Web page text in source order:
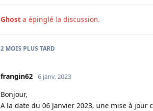
Ghost a épinglé la discussion.
2 MOIS PLUS TARD
frangin62 6 janv. 2023
Bonjour,
A la date du 06 Janvier 2023, une mise à